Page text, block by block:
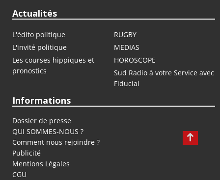
Actualités
L'édito politique
RUGBY
L'invité politique
MEDIAS
Les courses hippiques et
pronostics
HOROSCOPE
Sud Radio à votre Service avec
Fiducial
Informations
Dossier de presse
QUI SOMMES-NOUS ?
Comment nous rejoindre ?
Publicité
Mentions Légales
CGU